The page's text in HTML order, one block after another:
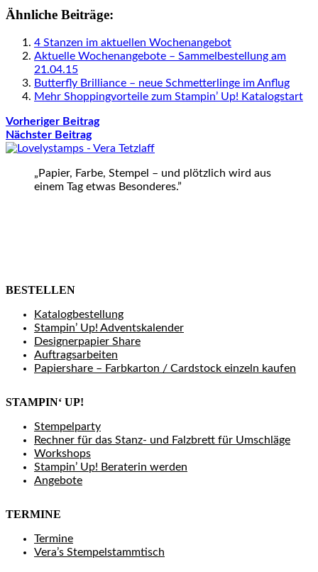
Ähnliche Beiträge:
4 Stanzen im aktuellen Wochenangebot
Aktuelle Wochenangebote – Sammelbestellung am
21.04.15
Butterfly Brilliance – neue Schmetterlinge im Anflug
Mehr Shoppingvorteile zum Stampin’ Up! Katalogstart
Vorheriger Beitrag
Nächster Beitrag
„Papier, Farbe, Stempel – und plötzlich wird aus
einem Tag etwas Besonderes.”
BESTELLEN
Katalogbestellung
Stampin’ Up! Adventskalender
Designerpapier Share
Auftragsarbeiten
Papiershare – Farbkarton / Cardstock einzeln kaufen
STAMPIN‘ UP!
Stempelparty
Rechner für das Stanz- und Falzbrett für Umschläge
Workshops
Stampin’ Up! Beraterin werden
Angebote
TERMINE
Termine
Vera’s Stempelstammtisch